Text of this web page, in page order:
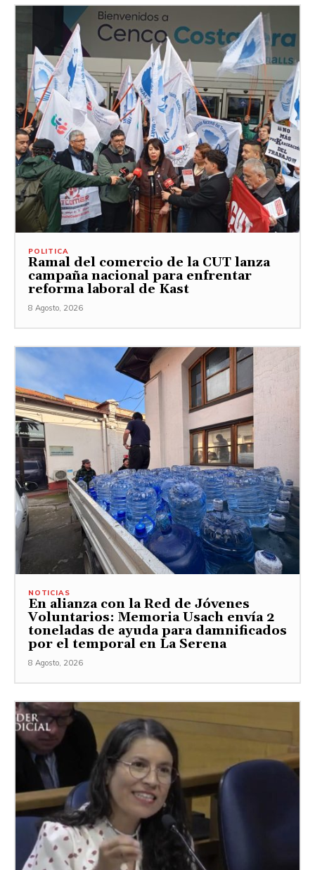
POLITICA
Ramal del comercio de la CUT lanza
campaña nacional para enfrentar
reforma laboral de Kast
8 Agosto, 2026
NOTICIAS
En alianza con la Red de Jóvenes
Voluntarios: Memoria Usach envía 2
toneladas de ayuda para damnificados
por el temporal en La Serena
8 Agosto, 2026